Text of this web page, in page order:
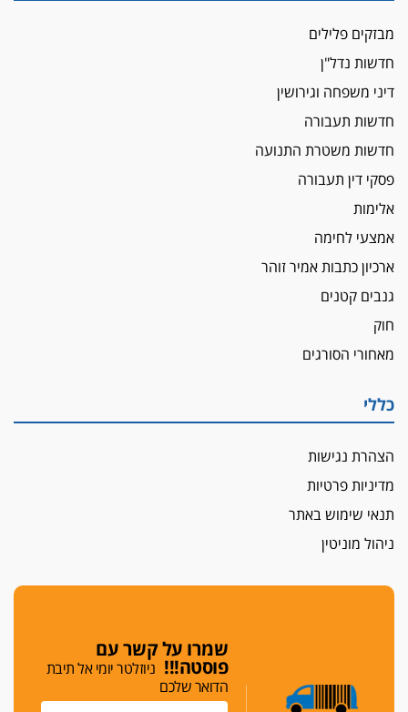
מבזקים פלילים
חדשות נדל"ן
דיני משפחה וגירושין
חדשות תעבורה
חדשות משטרת התנועה
פסקי דין תעבורה
אלימות
אמצעי לחימה
ארכיון כתבות אמיר זוהר
גנבים קטנים
חוק
מאחורי הסורגים
כללי
הצהרת נגישות
מדיניות פרטיות
תנאי שימוש באתר
ניהול מוניטין
שמרו על קשר עם
פוסטה!!! ניוזלטר יומי אל תיבת
הדואר שלכם